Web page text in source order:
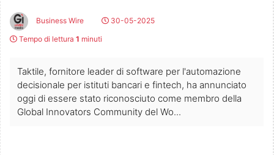
Business Wire
30-05-2025
Tempo di lettura 1 minuti
Taktile, fornitore leader di software per l'automazione
decisionale per istituti bancari e fintech, ha annunciato
oggi di essere stato riconosciuto come membro della
Global Innovators Community del Wo...